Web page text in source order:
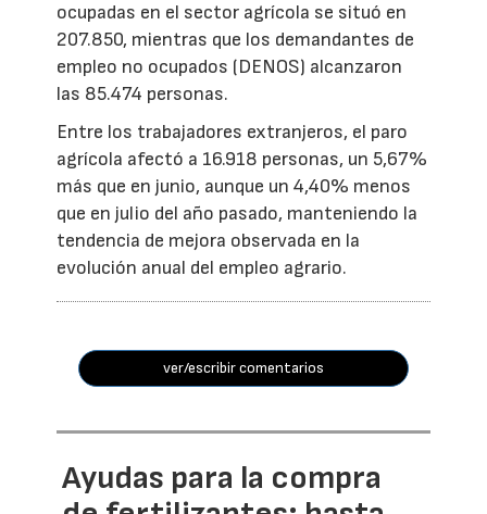
ocupadas en el sector agrícola se situó en
207.850, mientras que los demandantes de
empleo no ocupados (DENOS) alcanzaron
las 85.474 personas.
Entre los trabajadores extranjeros, el paro
agrícola afectó a 16.918 personas, un 5,67%
más que en junio, aunque un 4,40% menos
que en julio del año pasado, manteniendo la
tendencia de mejora observada en la
evolución anual del empleo agrario.
ver/escribir comentarios
Ayudas para la compra